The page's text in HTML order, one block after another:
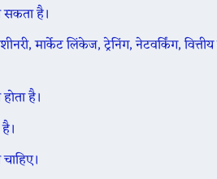
है।
मार्केट लिंकेज, ट्रेनिंग, नेटवर्किंग,
है।